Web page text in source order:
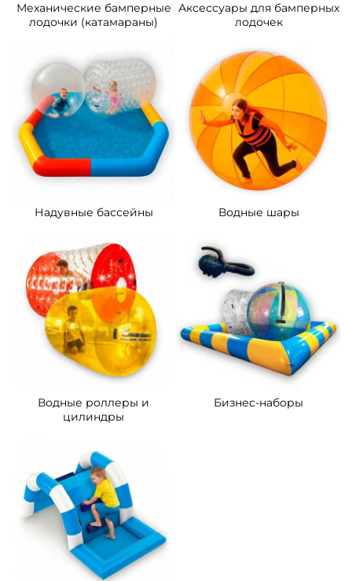
Механические бамперные
лодочки (катамараны)
Аксессуары для бамперных
лодочек
Надувные бассейны Водные шары
Водные роллеры и
цилиндры
Бизнес-наборы